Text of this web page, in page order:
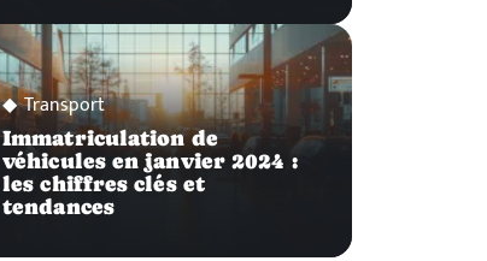
Transport
Immatriculation de
véhicules en janvier 2024 :
les chiffres clés et
tendances